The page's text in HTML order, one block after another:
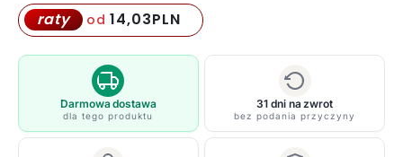
lampa
stołowa
Cuba
mlecznym
kloszem
i
raty od 14,03PLN
Darmowa dostawa
dla tego produktu
31 dni na zwrot
bez podania przyczyny